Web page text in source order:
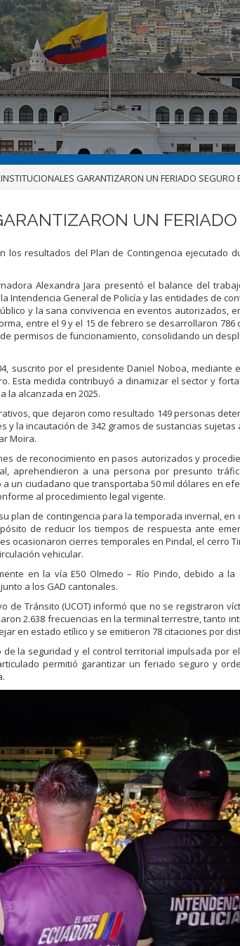
GARANTIZARON UN FERIADO SEGURO
UN
resultados del Plan de Contingencia ejecutado
Alexandra Jara presentó el balance del
General de Policía y las entidades de
y la sana convivencia en eventos autorizados,
entre el 9 y el 15 de febrero se desarrollaron 786
permisos de funcionamiento, consolidando un
suscrito por el presidente Daniel Noboa, mediante
Esta medida contribuyó a dinamizar el sector y
la alcanzada en 2025.
que dejaron como resultado 149 personas
la incautación de 342 gramos de sustancias sujetas
Moira.
de reconocimiento en pasos autorizados y
aprehendieron a una persona por presunto
un ciudadano que transportaba 50 mil dólares en
al procedimiento legal vigente.
plan de contingencia para la temporada invernal, en
de reducir los tiempos de respuesta ante
cierres temporales en Pindal, el cerro
vehicular.
en la vía E50 Olmedo – Río Pindo, debido a la
a los GAD cantonales.
de Tránsito (UCOT) informó que no se registraron
2.638 frecuencias en la terminal terrestre, tanto
en estado etílico y se emitieron 78 citaciones por
la seguridad y el control territorial impulsada por
permitió garantizar un feriado seguro y